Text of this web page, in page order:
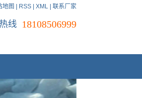
地图 RSS XML 联系厂家
18108506999
线